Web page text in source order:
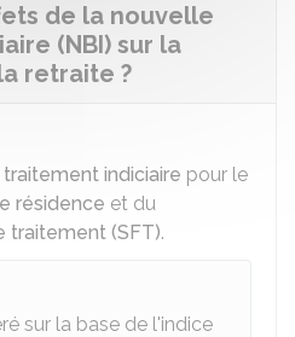
de la nouvelle
(NBI) sur la
retraite ?
traitement indiciaire pour le
résidence et du
traitement (SFT).
sur la base de l'indice